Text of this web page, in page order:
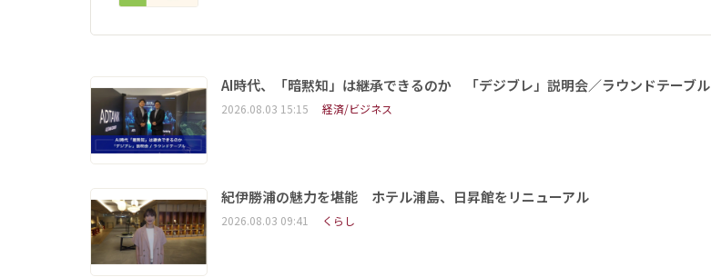
AI時代、「暗黙知」は継承できるのか 「デジブレ」説明会／ラウンドテーブル
2026.08.03 15:15 経済/ビジネス
紀伊勝浦の魅力を堪能 ホテル浦島、日昇館をリニューアル
2026.08.03 09:41 くらし